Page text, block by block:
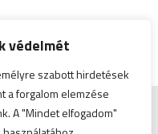
védelmét
szabott hirdetések
a forgalom elemzése
A "Mindet elfogadom"